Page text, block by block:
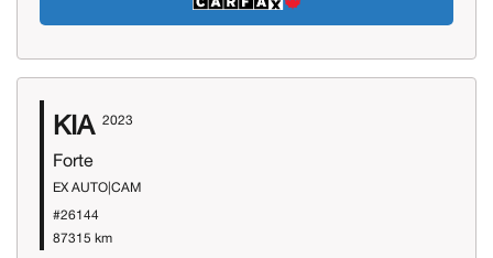
KIA 2023
Forte
EX AUTO|CAM
#26144
87315 km